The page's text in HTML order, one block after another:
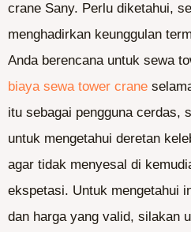
crane Sany. Perlu diketahui,
menghadirkan keunggulan
Anda berencana untuk sewa
biaya sewa tower crane
itu sebagai pengguna cerdas,
untuk mengetahui deretan
agar tidak menyesal di
ekspetasi. Untuk mengetahui
dan harga yang valid, silakan